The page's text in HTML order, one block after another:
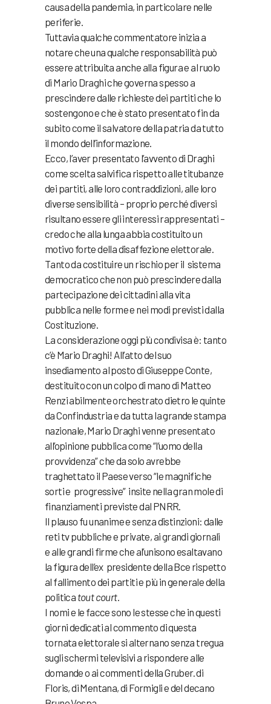
causa della pandemia, in particolare nelle
periferie.
Tuttavia qualche commentatore inizia a
notare che una qualche responsabilità può
essere attribuita anche alla figura e al ruolo
di Mario Draghi che governa spesso a
prescindere dalle richieste dei partiti che lo
sostengono e che è stato presentato fin da
subito come il salvatore della patria da tutto
il mondo dell’informazione.
Ecco, l’aver presentato l’avvento di Draghi
come scelta salvifica rispetto alle titubanze
dei partiti, alle loro contraddizioni, alle loro
diverse sensibilità – proprio perché diversi
risultano essere gli interessi rappresentati –
credo che alla lunga abbia costituito un
motivo forte della disaffezione elettorale.
Tanto da costituire un rischio per il sistema
democratico che non può prescindere dalla
partecipazione dei cittadini alla vita
pubblica nelle forme e nei modi previsti dalla
Costituzione.
La considerazione oggi più condivisa è: tanto
c’è Mario Draghi! All’atto del suo
insediamento al posto di Giuseppe Conte,
destituito con un colpo di mano di Matteo
Renzi abilmente orchestrato dietro le quinte
da Confindustria e da tutta la grande stampa
nazionale, Mario Draghi venne presentato
all’opinione pubblica come “l’uomo della
provvidenza” che da solo avrebbe
traghettato il Paese verso “le magnifiche
sorti e progressive” insite nella gran mole di
finanziamenti previste dal PNRR.
Il plauso fu unanime e senza distinzioni: dalle
reti tv pubbliche e private, ai grandi giornali
e alle grandi firme che al’unisono esaltavano
la figura dell’ex presidente della Bce rispetto
al fallimento dei partiti e più in generale della
politica tout court.
I nomi e le facce sono le stesse che in questi
giorni dedicati al commento di questa
tornata elettorale si alternano senza tregua
sugli schermi televisivi a rispondere alle
domande o ai commenti della Gruber. di
Floris, di Mentana, di Formigli e del decano